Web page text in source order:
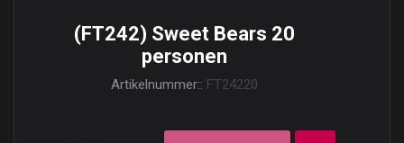
(FT242) Sweet Bears 20
personen
Artikelnummer:: FT24220